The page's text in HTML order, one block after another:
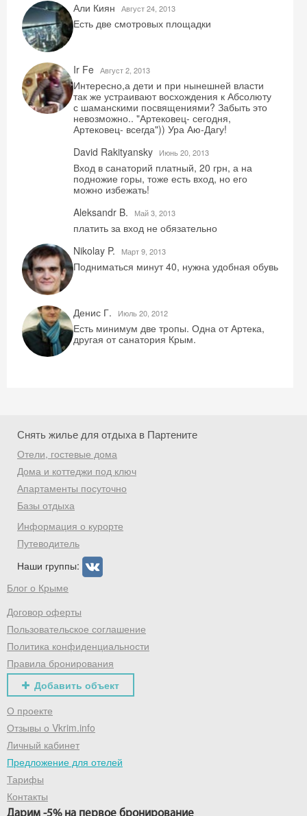
Али Киян
Август 24, 2013
Есть две смотровых площадки
Ir Fe Август 2, 2013
Интересно,а дети и при нынешней власти
так же устраивают восхождения к Абсолюту
с шаманскими посвящениями? Забыть это
невозможно.. "Артековец- сегодня,
Артековец- всегда")) Ура Аю-Дагу!
David Rakityansky
Июнь 20, 2013
Вход в санаторий платный, 20 грн, а на
подножие горы, тоже есть вход, но его
можно избежать!
Aleksandr B.
Май 3, 2013
платить за вход не обязательно
Nikolay P.
Mарт 9, 2013
Подниматься минут 40, нужна удобная обувь
Денис Г. Июль 20, 2012
Есть минимум две тропы. Одна от Артека,
другая от санатория Крым.
Снять жилье для отдыха в Партените
Отели, гостевые дома
Дома и коттеджи под ключ
Апартаменты посуточно
Базы отдыха
Информация о курорте
Путеводитель
Наши группы:
Блог о Крыме
Договор оферты
Пользовательское соглашение
Политика конфиденциальности
Правила бронирования
Добавить объект
О проекте
Отзывы о Vkrim.info
Личный кабинет
Предложение для отелей
Тарифы
Контакты
Дарим -5% на первое бронирование